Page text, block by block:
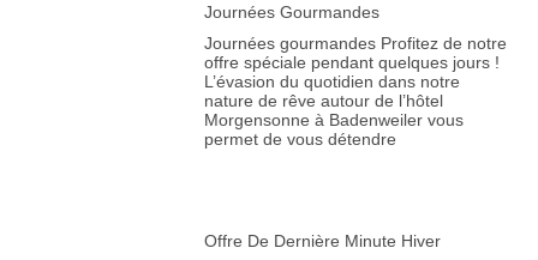
Journées Gourmandes
Journées gourmandes Profitez de notre
offre spéciale pendant quelques jours !
L’évasion du quotidien dans notre
nature de rêve autour de l’hôtel
Morgensonne à Badenweiler vous
permet de vous détendre
Offre De Dernière Minute Hiver